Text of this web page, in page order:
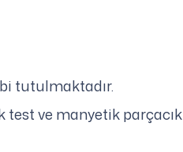
tutulmaktadır.
ve manyetik parçacık